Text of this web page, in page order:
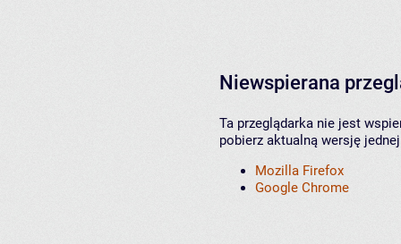
Niewspierana
Ta przeglądarka nie jest
pobierz aktualną wersję
Mozilla Firefox
Google Chrome